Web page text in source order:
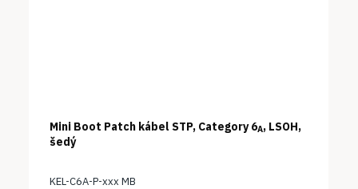
Mini Boot Patch kábel STP, Category 6A, LSOH,
šedý
KEL-C6A-P-xxx MB